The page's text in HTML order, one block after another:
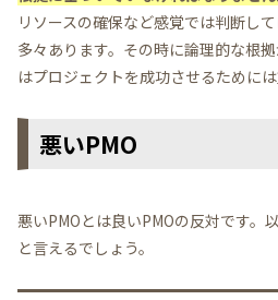
リソースの確保など感覚では判断し
多々あります。その時に論理的な根
はプロジェクトを成功させるためには
悪いPMO
悪いPMOとは良いPMOの反対です。
と言えるでしょう。